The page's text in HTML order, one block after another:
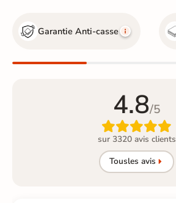
Garantie Anti-casse
4.8/5

sur 3320 avis clients
Tousles avis